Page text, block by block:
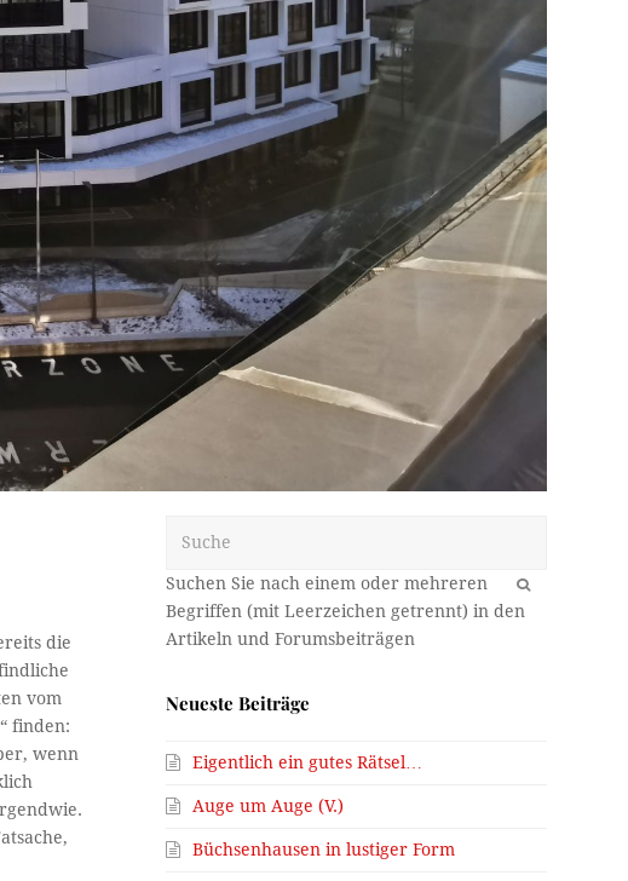
die
vom
finden:
wenn
OK
Neueste Beiträge
Eigentlich ein gutes Rätsel…
Auge um Auge (V.)
Büchsenhausen in lustiger Form